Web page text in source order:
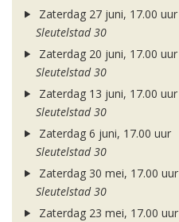
Zaterdag 27 juni, 17.00 uur
Sleutelstad 30
Zaterdag 20 juni, 17.00 uur
Sleutelstad 30
Zaterdag 13 juni, 17.00 uur
Sleutelstad 30
Zaterdag 6 juni, 17.00 uur
Sleutelstad 30
Zaterdag 30 mei, 17.00 uur
Sleutelstad 30
Zaterdag 23 mei, 17.00 uur